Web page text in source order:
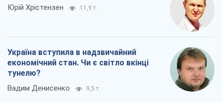
Юрій Хрістензен 11,9 т.
Україна вступила в надзвичайний
економічний стан. Чи є світло вкінці
тунелю?
Вадим Денисенко 9,5 т.